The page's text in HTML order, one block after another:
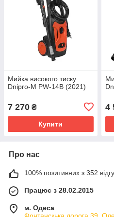
Мийка високого тиску
Dnipro-M PW-14B (2021)
7 270 ₴
Купити
4
Про нас
100% позитивних з 352
Працює з 28.02.2015
м. Одеса